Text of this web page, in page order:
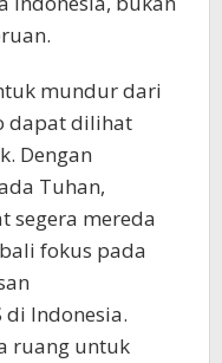
mundur dari
dapat dilihat
Dengan
Tuhan,
segera mereda
fokus pada
di Indonesia.
ruang untuk